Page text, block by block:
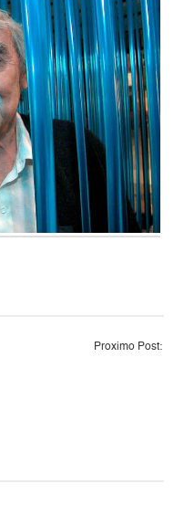
Proximo Post: